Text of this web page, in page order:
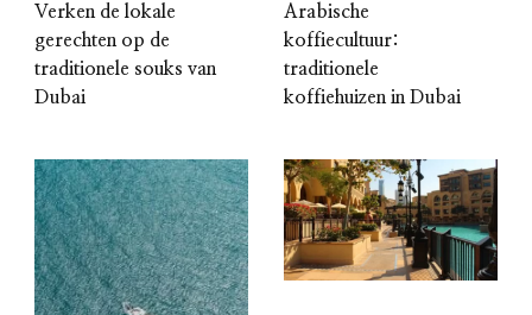
Verken de lokale
gerechten op de
traditionele souks van
Dubai
Arabische
koffiecultuur:
traditionele
koffiehuizen in Dubai